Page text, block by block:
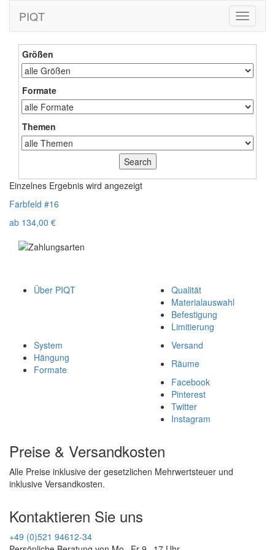
Toggle
PIQT
Größen
Formate
Themen
Einzelnes Ergebnis wird angezeigt
Farbfeld #16
ab 134,00 €
Über PIQT
Qualität
Materialauswahl
Befestigung
Limitierung
System
Hängung
Formate
Versand
Räume
Facebook
Pinterest
Twitter
Instagram
Preise & Versandkosten
Alle Preise inklusive der gesetzlichen Mehrwertsteuer und
inklusive Versandkosten.
Kontaktieren Sie uns
+49 (0)521 94612-34